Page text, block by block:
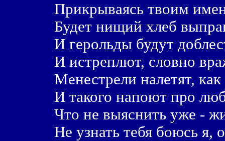
Прикрываясь твоим
Будет нищий хлеб
И герольды будут
И истреплют, словно
Менестрели налетят,
И такого напоют про
Что не выяснить уже -
Hе узнать тебя боюсь я,